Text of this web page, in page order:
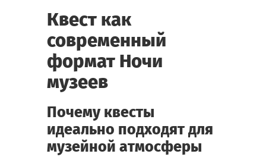
Квест как
современный
формат Ночи
музеев
Почему квесты
идеально подходят для
музейной атмосферы